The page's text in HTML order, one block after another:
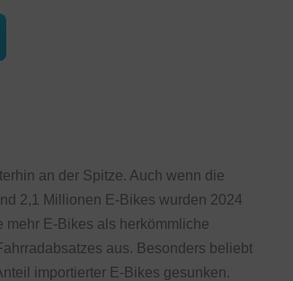
an der Spitze. Auch wenn die
2,1 Millionen E-Bikes wurden 2024
mehr E-Bikes als herkömmliche
aus. Besonders beliebt
importierter E-Bikes gesunken.